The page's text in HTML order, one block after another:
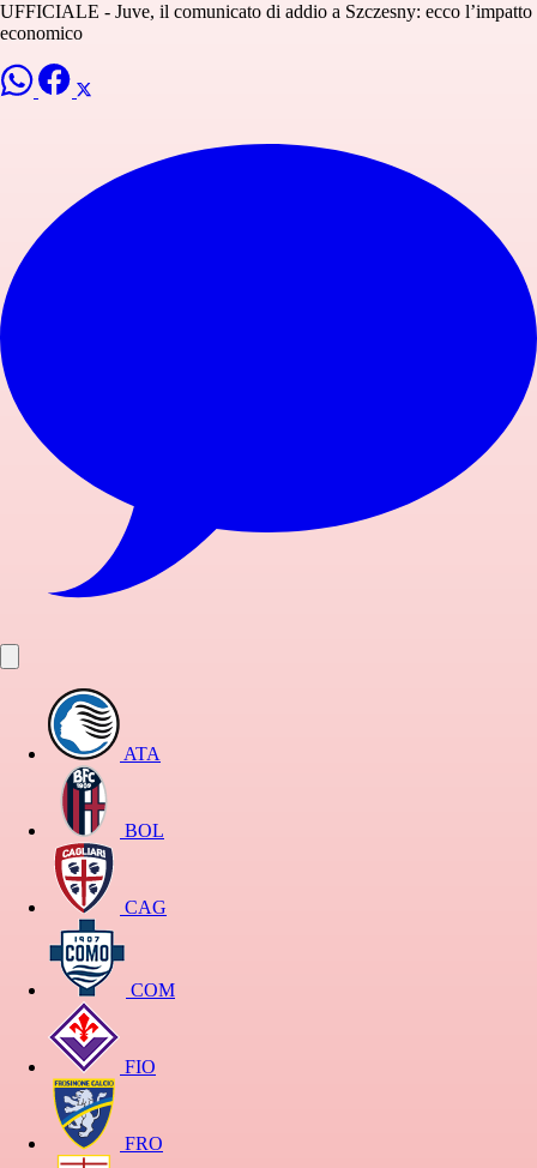
UFFICIALE - Juve, il comunicato di addio a Szczesny: ecco l’impatto
economico
ATA
BOL
CAG
COM
FIO
FRO